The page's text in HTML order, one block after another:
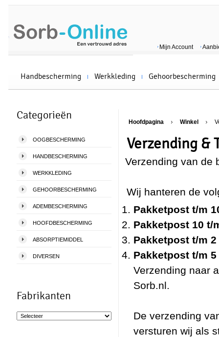
Mijn Account
Handbescherming Werkkleding Gehoorbescherming
Categorieën
OOGBESCHERMING
HANDBESCHERMING
WERKKLEDING
GEHOORBESCHERMING
ADEMBESCHERMING
HOOFDBESCHERMING
ABSORPTIEMIDDEL
DIVERSEN
Fabrikanten
Hoofdpagina Winkel
Verzending &
Verzending van de
Wij hanteren de
Pakketpost t/m
Pakketpost 10 t/
Pakketpost t/m
Pakketpost t/m
Verzending naar
Sorb.nl.
De verzending
versturen wij als